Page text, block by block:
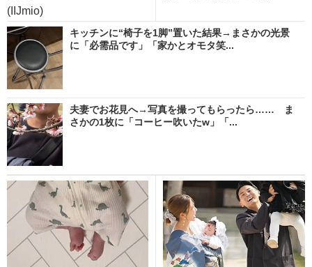
(IIJmio)
キッチンに“椅子を1脚”置いた結果→まさかの光景
に「必需品です」「家かとオモタ笑...
夫妻でお花見へ→写真を撮ってもらったら…… ま
さかの1枚に「コーヒー吹いたw」「...